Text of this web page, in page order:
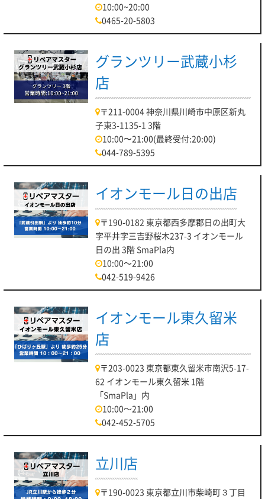
10:00~20:00
0465-20-5803
グランツリー武蔵小杉
店
〒211-0004 神奈川県川崎市中原区新丸
子東3-1135-1 3階
10:00〜21:00(最終受付:20:00)
044-789-5395
イオンモール日の出店
〒190-0182 東京都西多摩郡日の出町大
字平井字三吉野桜木237-3 イオンモール
日の出 3階 SmaPla内
10:00～21:00
042-519-9426
イオンモール東久留米
店
〒203-0023 東京都東久留米市南沢5-17-
62 イオンモール東久留米 1階
「SmaPla」内
10:00～21:00
042-452-5705
立川店
〒190-0023 東京都立川市柴崎町３丁目